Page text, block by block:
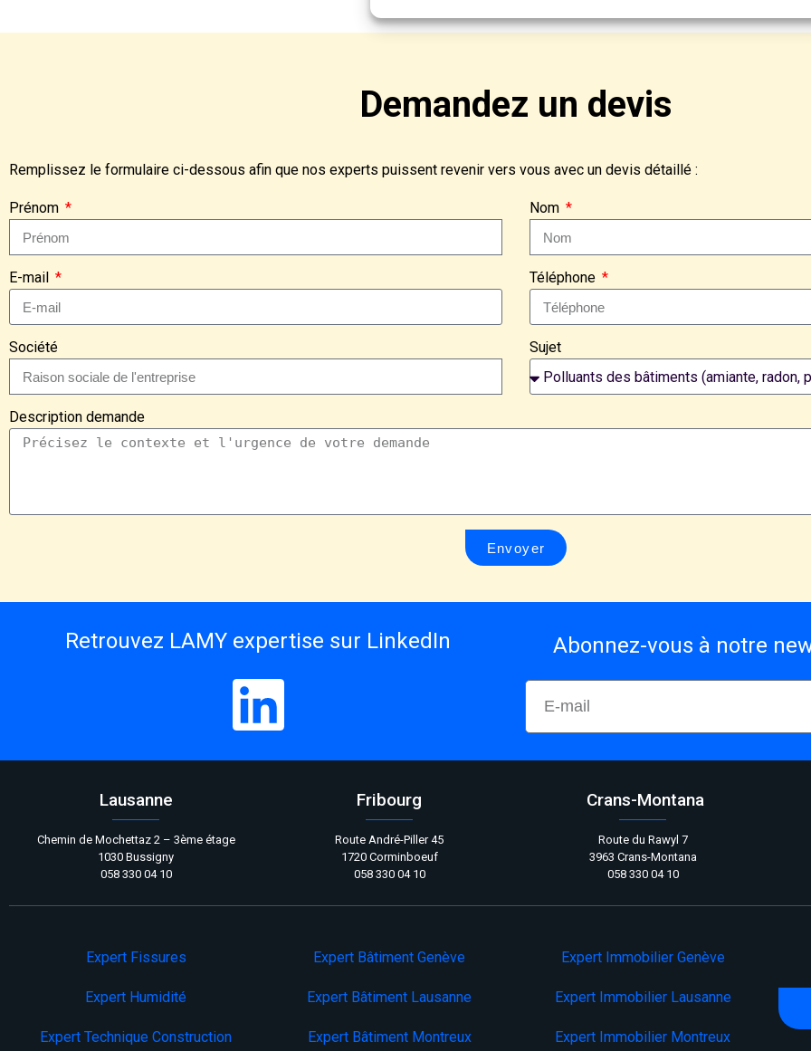
Demandez un devis
Remplissez le formulaire ci-dessous afin que nos experts puissent revenir vers vous avec un devis détaillé :
Prénom Nom
E-mail Téléphone
Société Sujet
Description demande
Envoyer
Retrouvez LAMY expertise sur LinkedIn Abonnez-vous à notre
Lausanne
Chemin de Mochettaz 2 – 3ème étage
1030 Bussigny
058 330 04 10
Fribourg
Route André-Piller 45
1720 Corminboeuf
058 330 04 10
Crans-Montana
Route du Rawyl 7
3963 Crans-Montana
058 330 04 10
Expert Fissures
Expert Humidité
Expert Technique Construction
Expert Bâtiment Genève
Expert Bâtiment Lausanne
Expert Bâtiment Montreux
Expert Immobilier Genève
Expert Immobilier Lausanne
Expert Immobilier Montreux